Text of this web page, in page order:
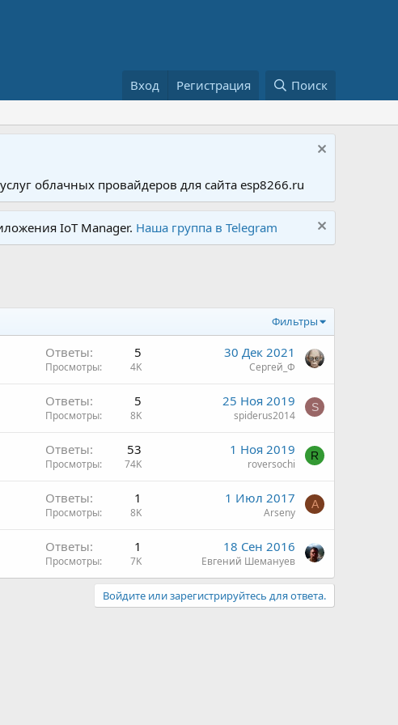
Вход Регистрация Поиск
облачных провайдеров для сайта esp8266.ru
IoT Manager. Наша группа в Telegram
Фильтры
Ответы 5
Просмотры 4K
30 Дек 2021
Сергей_Ф
Ответы 5
Просмотры 8K
25 Ноя 2019
spiderus2014
S
Ответы 53
Просмотры 74K
1 Ноя 2019
roversochi
R
Ответы 1
Просмотры 8K
1 Июл 2017
Arseny
A
Ответы 1
Просмотры 7K
18 Сен 2016
Евгений Шемануев
Войдите или зарегистрируйтесь для ответа.